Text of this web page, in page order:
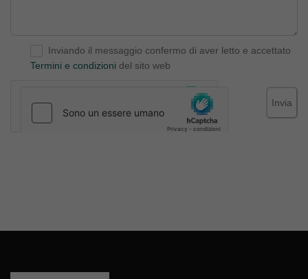
Inviando il messaggio confermo di aver letto e accettato
Termini e condizioni del sito web
Invia